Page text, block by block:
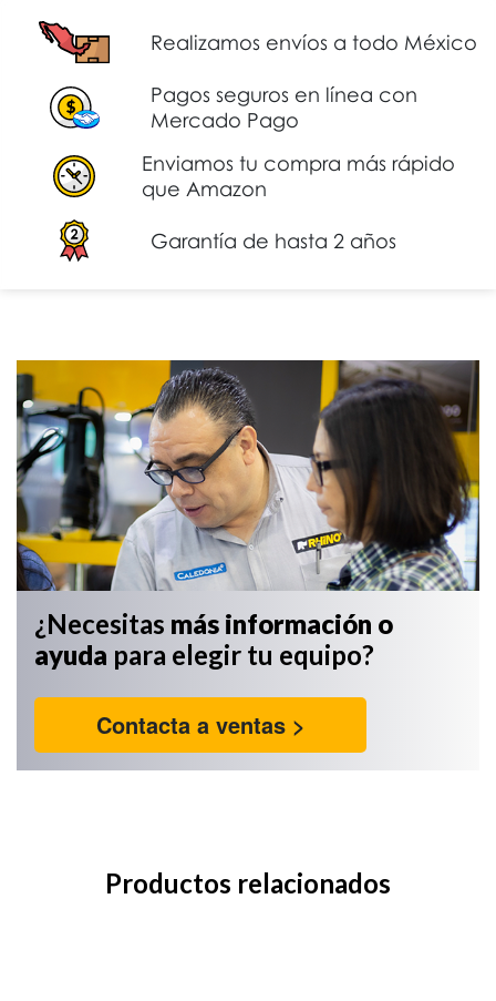
Realizamos envíos a todo México
Pagos seguros en línea con
Mercado Pago
Enviamos tu compra más rápido
que Amazon
Garantía de hasta 2 años
¿Necesitas más información o
ayuda para elegir tu equipo?
Contacta a ventas >
Productos relacionados